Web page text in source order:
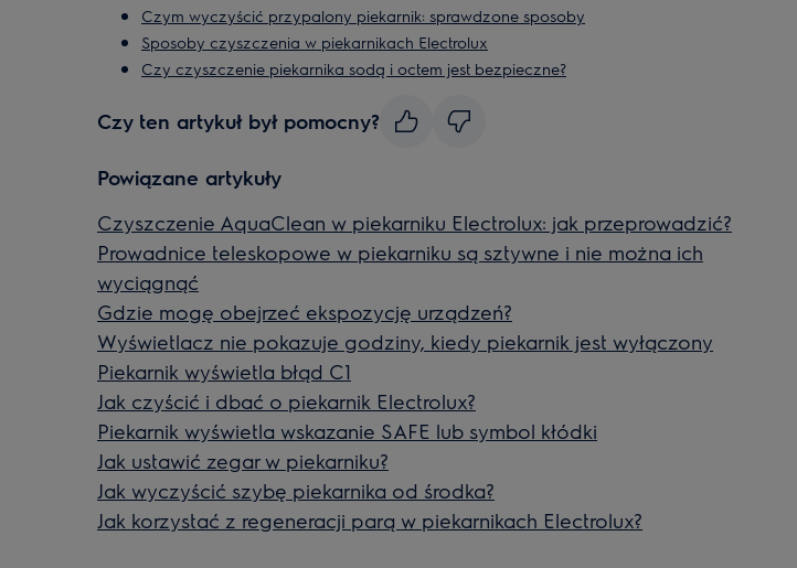
Czym wyczyścić przypalony piekarnik: sprawdzone sposoby
Sposoby czyszczenia w piekarnikach Electrolux
Czy czyszczenie piekarnika sodą i octem jest bezpieczne?
Czy ten artykuł był pomocny?
Powiązane artykuły
Czyszczenie AquaClean w piekarniku Electrolux: jak przeprowadzić?
Prowadnice teleskopowe w piekarniku są sztywne i nie można ich
wyciągnąć
Gdzie mogę obejrzeć ekspozycję urządzeń?
Wyświetlacz nie pokazuje godziny, kiedy piekarnik jest wyłączony
Piekarnik wyświetla błąd C1
Jak czyścić i dbać o piekarnik Electrolux?
Piekarnik wyświetla wskazanie SAFE lub symbol kłódki
Jak ustawić zegar w piekarniku?
Jak wyczyścić szybę piekarnika od środka?
Jak korzystać z regeneracji parą w piekarnikach Electrolux?